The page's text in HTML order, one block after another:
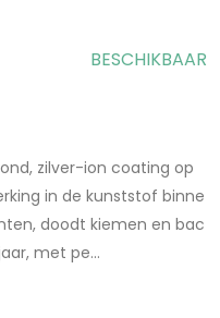
BESCHIKBAAR
zilver-ion coating op
in de kunststof binne
doodt kiemen en bac
met pe...